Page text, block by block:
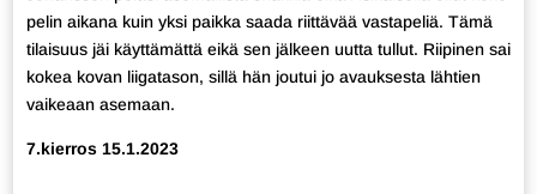
pelin aikana kuin yksi paikka saada riittävää vastapeliä. Tämä
tilaisuus jäi käyttämättä eikä sen jälkeen uutta tullut. Riipinen sai
kokea kovan liigatason, sillä hän joutui jo avauksesta lähtien
vaikeaan asemaan.
7.kierros 15.1.2023